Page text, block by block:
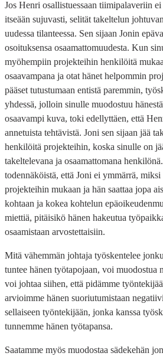
Jos Henri osallistuessaan tiimipalaveriin
itseään sujuvasti, selität takeltelun
uudessa tilanteessa. Sen sijaan Jonin
osoituksensa osaamattomuudesta. Kun
myöhempiin projekteihin henkilöitä
osaavampana ja otat hänet helpommin
pääset tutustumaan entistä paremmin,
yhdessä, jolloin sinulle muodostuu
osaavampi kuva, toki edellyttäen, että
annetuista tehtävistä. Joni sen sijaan jää
henkilöitä projekteihin, koska sinulle on
takeltelevana ja osaamattomana
todennäköistä, että Joni ei ymmärrä, miksi
projekteihin mukaan ja hän saattaa jopa
kohtaan ja kokea kohtelun
miettiä, pitäisikö hänen hakeutua
osaamistaan arvostettaisiin.
Mitä vähemmän johtaja työskentelee
tuntee hänen työtapojaan, voi muodostua
voi johtaa siihen, että pidämme
arvioimme hänen suoriutumistaan
sellaiseen työntekijään, jonka kanssa
tunnemme hänen työtapansa.
Saatamme myös muodostaa sädekehän